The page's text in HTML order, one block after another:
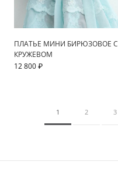
ПЛАТЬЕ МИНИ БИРЮЗОВОЕ С
КРУЖЕВОМ
12 800 ₽
1 2 3